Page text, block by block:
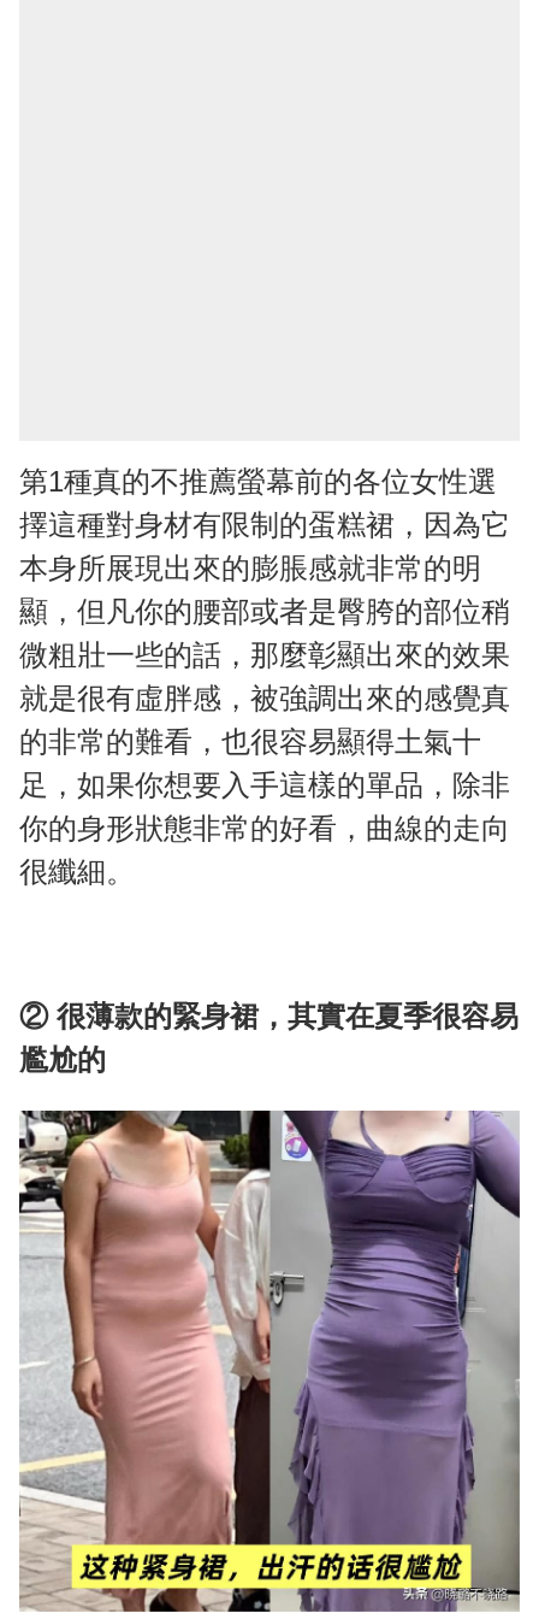
第1種真的不推薦螢幕前的各位女性選
擇這種對身材有限制的蛋糕裙，因為它
本身所展現出來的膨脹感就非常的明
顯，但凡你的腰部或者是臀胯的部位稍
微粗壯一些的話，那麼彰顯出來的效果
就是很有虛胖感，被強調出來的感覺真
的非常的難看，也很容易顯得土氣十
足，如果你想要入手這樣的單品，除非
你的身形狀態非常的好看，曲線的走向
很纖細。
② 很薄款的緊身裙，其實在夏季很容易
尷尬的